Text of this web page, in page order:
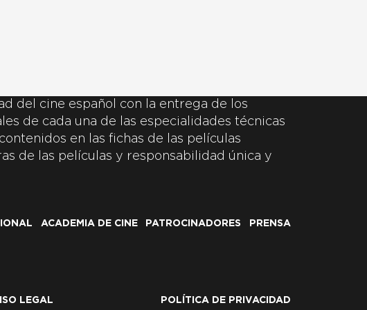
del cine español con la entrega de los
de cada una de las especialidades técnicas
en las fichas de las películas
de las películas y responsabilidad única y
ACADEMIA DE CINE PATROCINADORES
PRENSA
LEGAL POLÍTICA DE PRIVACIDAD